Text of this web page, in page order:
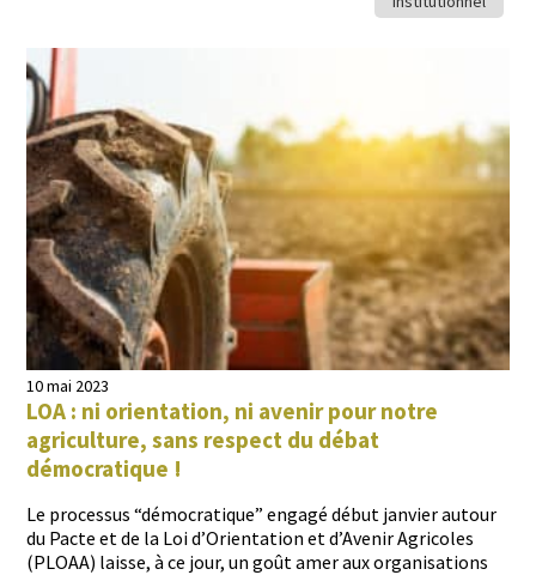
10 mai 2023
LOA : ni orientation, ni avenir pour notre
agriculture, sans respect du débat
démocratique !
Le proces­sus “démoc­ra­tique” engagé début jan­vi­er autour
du Pacte et de la Loi d’Ori­en­ta­tion et d’Avenir Agri­coles
(PLOAA) laisse, à ce jour, un goût amer aux organ­i­sa­tions